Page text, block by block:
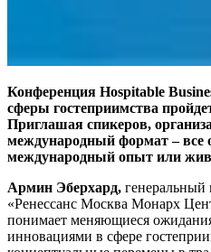
Конференция Hospitable
сферы гостеприимства
Приглашая спикеров,
международный формат – все
международный опыт или
Армин Эберхард,
«Ренессанс Москва Монарх
понимает меняющиеся
инновациями в сфере